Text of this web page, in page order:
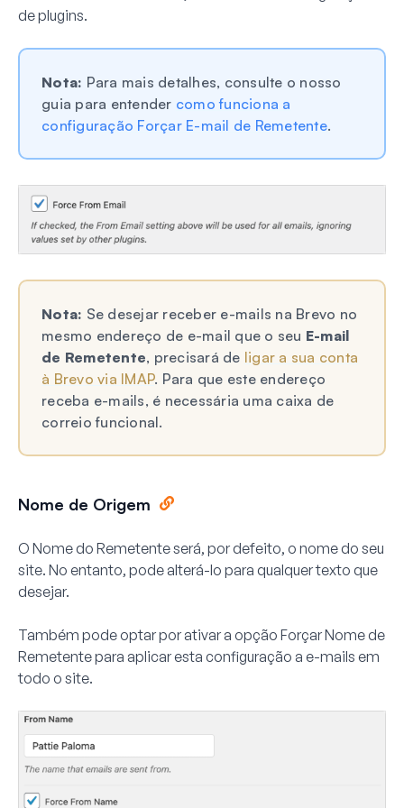
de plugins.
Nota: Para mais detalhes, consulte o nosso
guia para entender como funciona a
configuração Forçar E-mail de Remetente.
Nota: Se desejar receber e-mails na Brevo no
mesmo endereço de e-mail que o seu E-mail
de Remetente, precisará de ligar a sua conta
à Brevo via IMAP. Para que este endereço
receba e-mails, é necessária uma caixa de
correio funcional.
Nome de Origem
O Nome do Remetente será, por defeito, o nome do seu
site. No entanto, pode alterá-lo para qualquer texto que
desejar.
Também pode optar por ativar a opção Forçar Nome de
Remetentepara aplicar esta configuração a e-mails em
todo o site.